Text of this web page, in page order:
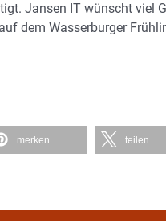
Jansen IT wünscht viel
dem Wasserburger
merken teilen